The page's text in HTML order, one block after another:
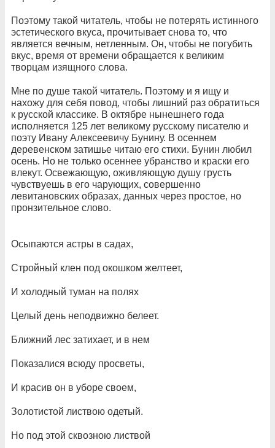
Поэтому такой читатель, чтобы не потерять истинного
эстетического вкуса, прочитывает снова то, что
является вечным, нетленным. Он, чтобы не погубить
вкус, время от времени обращается к великим
творцам изящного слова.
Мне по душе такой читатель. Поэтому и я ищу и
нахожу для себя повод, чтобы лишний раз обратиться
к русской классике. В октябре нынешнего года
исполняется 125 лет великому русскому писателю и
поэту Ивану Алексеевичу Бунину. В осеннем
деревенском затишье читаю его стихи. Бунин любил
осень. Но не только осеннее убранство и краски его
влекут. Освежающую, оживляющую душу грусть
чувствуешь в его чарующих, совершенно
левитановских образах, данных через простое, но
пронзительное слово.
Осыпаются астры в садах,
Стройный клен под окошком желтеет,
И холодный туман на полях
Целый день неподвижно белеет.
Ближний лес затихает, и в нем
Показалися всюду просветы,
И красив он в уборе своем,
Золотистой листвою одетый.
Но под этой сквозною листвой